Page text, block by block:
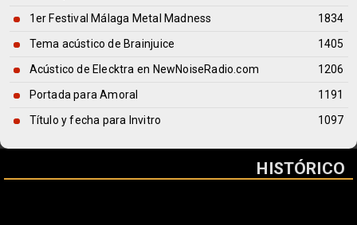
1er Festival Málaga Metal Madness
1834
Tema acústico de Brainjuice
1405
Acústico de Elecktra en NewNoiseRadio.com
1206
Portada para Amoral
1191
Título y fecha para Invitro
1097
HISTÓRICO